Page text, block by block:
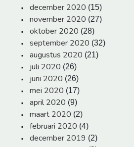
december 2020 (15)
november 2020 (27)
oktober 2020 (28)
september 2020 (32)
augustus 2020 (21)
juli 2020 (26)
juni 2020 (26)
mei 2020 (17)
april 2020 (9)
maart 2020 (2)
februari 2020 (4)
december 2019 (2)